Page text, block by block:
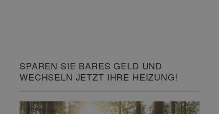
SPAREN SIE BARES GELD UND
WECHSELN JETZT IHRE HEIZUNG!